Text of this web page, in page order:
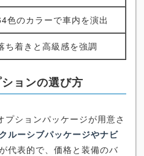
色のカラーで車内を演出
ち着きと高級感を強調
ョンの選び方
ションパッケージが用意さ
ルーシブパッケージやナビ
代表的で、価格と装備のバ